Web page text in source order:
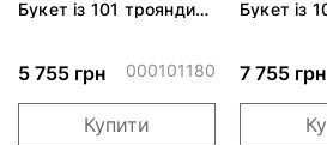
Букет із 101 троянди
5 755 грн 000101180
Купити
Букет із
7 755 грн